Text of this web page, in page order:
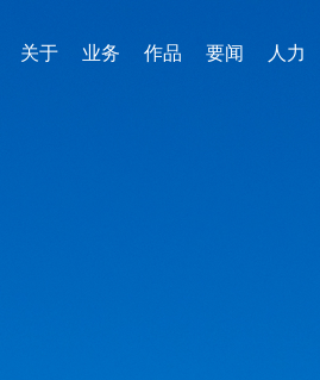
关于 业务 作品 要闻 人力